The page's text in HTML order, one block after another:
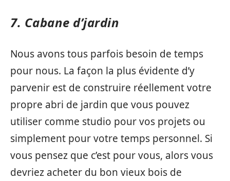
7. Cabane d’jardin
Nous avons tous parfois besoin de temps
pour nous. La façon la plus évidente d’y
parvenir est de construire réellement votre
propre abri de jardin que vous pouvez
utiliser comme studio pour vos projets ou
simplement pour votre temps personnel. Si
vous pensez que c’est pour vous, alors vous
devriez acheter du bon vieux bois de